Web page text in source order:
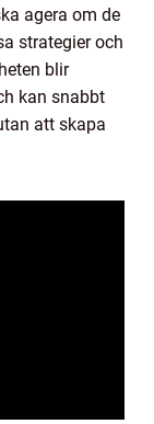
agera om de
strategier och
blir
kan snabbt
att skapa